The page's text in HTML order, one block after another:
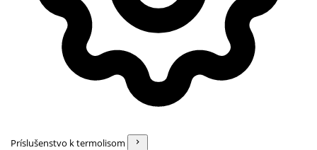
Príslušenstvo k termolisom